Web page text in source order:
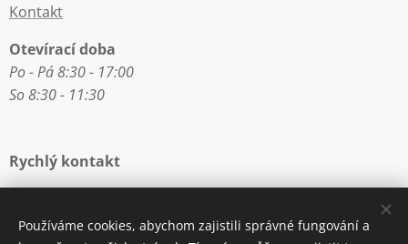
Kontakt
Otevírací doba
Po - Pá 8:30 - 17:00
So 8:30 - 11:30
Rychlý kontakt
Telefon: +420 777 200 250
Používáme cookies, abychom zajistili správné fungování a